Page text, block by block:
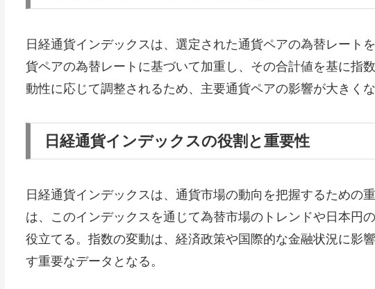
日経通貨インデックスは、選定された通貨ペアの為替レート
貨ペアの為替レートに基づいて加重し、その合計値を基に指
動性に応じて調整されるため、主要通貨ペアの影響が大きくな
日経通貨インデックスの役割と重要性
日経通貨インデックスは、通貨市場の動向を把握するための
は、このインデックスを通じて為替市場のトレンドや日本円
役立てる。指数の変動は、経済政策や国際的な金融状況に影
す重要なデータとなる。